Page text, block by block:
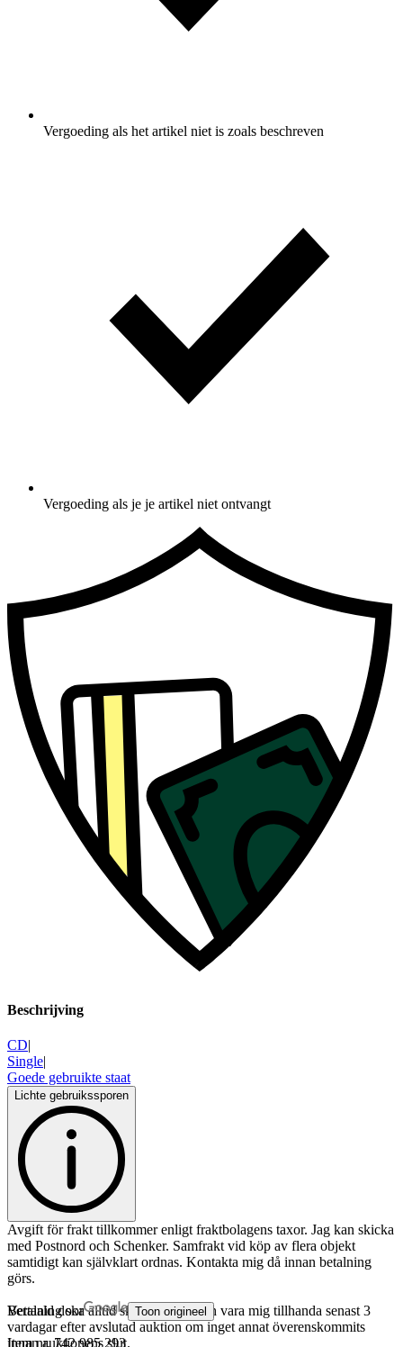
Vergoeding als het artikel niet is zoals beschreven
Vergoeding als je je artikel niet ontvangt
Beschrijving
CD|
Single|
Goede gebruikte staat
Lichte gebruikssporen
Avgift för frakt tillkommer enligt fraktbolagens taxor. Jag kan skicka
med Postnord och Schenker. Samfrakt vid köp av flera objekt
samtidigt kan självklart ordnas. Kontakta mig då innan betalning
görs.
Betalning ska alltid ske i förskott och vara mig tillhanda senast 3
vardagar efter avslutad auktion om inget annat överenskommits
innan auktionens slut.
Vertaald door Toon origineel
Item nr. 742 985 293